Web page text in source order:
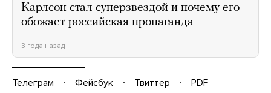
Карлсон стал суперзвездой и почему его
обожает российская пропаганда
3 года назад
Телеграм Фейсбук Твиттер
PDF